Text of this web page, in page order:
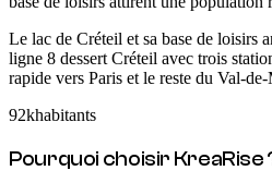
Le lac de Créteil et sa base de loisirs
ligne 8 dessert Créteil avec trois
rapide vers Paris et le reste du Val-
92khabitants
Pourquoi choisir KreaRise